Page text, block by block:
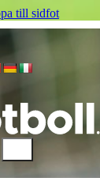
till sidfot